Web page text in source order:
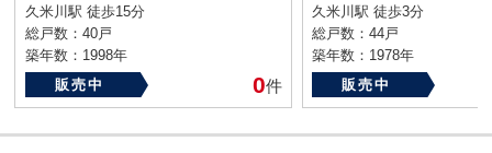
久米川駅 徒歩15分
総戸数：40戸
築年数：1998年
販売中
0件
久米川駅 徒歩3分
総戸数：44戸
築年数：1978年
販売中